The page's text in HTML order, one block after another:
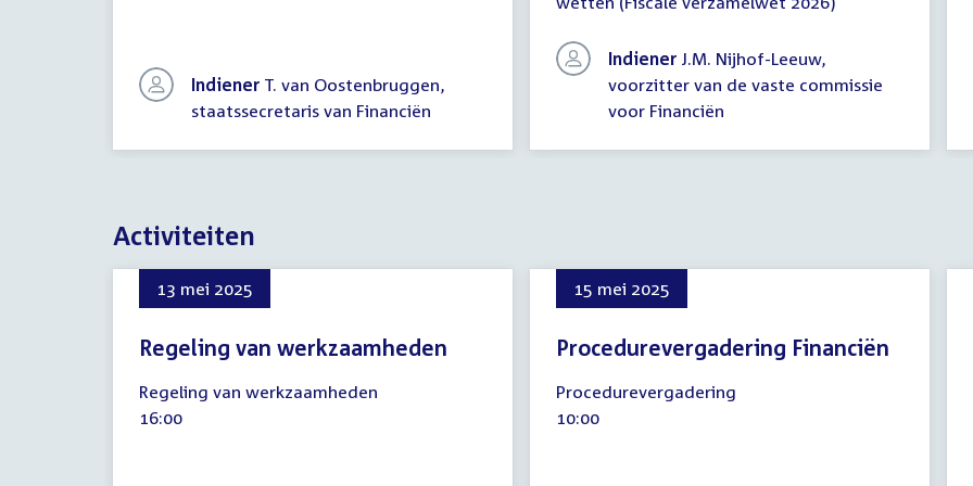
Indiener T. van Oostenbruggen,
staatssecretaris van Financiën
Indiener J.M. Nijhof-Leeuw,
voorzitter van de vaste commissie
voor Financiën
Activiteiten
13 mei 2025
Regeling van werkzaamheden
mei
2025
Regeling van werkzaamheden
Tijd
16:00
15 mei 2025
Procedurevergadering Financiën
mei
2025
Procedurevergadering
Tijd
10:00